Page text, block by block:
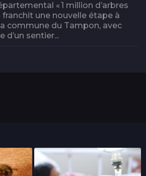
« 1 million d’arbres
franchit une nouvelle étape à
commune du Tampon, avec
d’un sentier...